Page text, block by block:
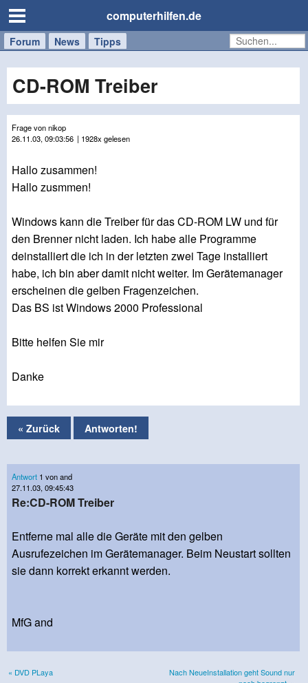
computerhilfen.de
Forum News Tipps
Handy
Tablet
Windows
Mac
CD-ROM Treiber
Frage von nikop
26.11.03, 09:03:56 | 1928x gelesen
Hallo zusammen!
Hallo zusmmen!
Windows kann die Treiber für das CD-ROM LW und für
den Brenner nicht laden. Ich habe alle Programme
deinstalliert die ich in der letzten zwei Tage installiert
habe, ich bin aber damit nicht weiter. Im Gerätemanager
erscheinen die gelben Fragenzeichen.
Das BS ist Windows 2000 Professional
Bitte helfen Sie mir
Danke
« Zurück Antworten!
Antwort 1 von and
27.11.03, 09:45:43
Re:CD-ROM Treiber
Entferne mal alle die Geräte mit den gelben
Ausrufezeichen im Gerätemanager. Beim Neustart sollten
sie dann korrekt erkannt werden.
MfG and
« DVD PLaya
Nach NeueInstallation geht Sound nur